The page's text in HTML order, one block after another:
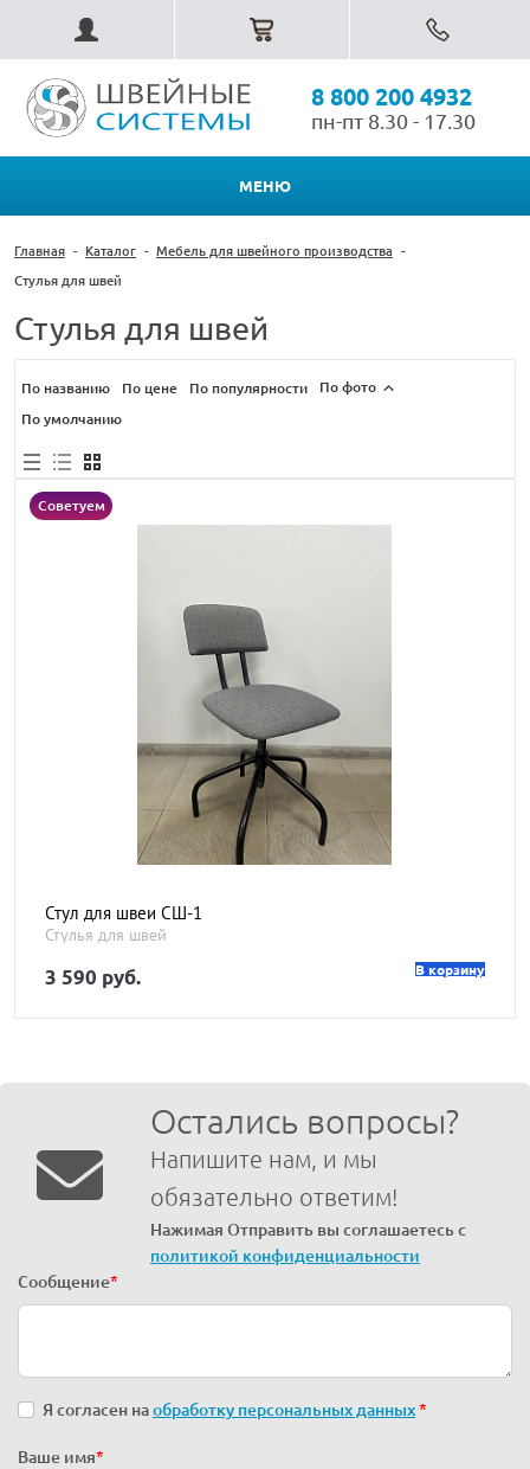
8 800 200 4932
пн-пт 8.30 - 17.30
МЕНЮ
Главная - Каталог - Мебель для швейного производства -
Стулья для швей
Стулья для швей
По названию По цене По популярности По фото
По умолчанию
Советуем
Стул для швеи СШ-1
Стулья для швей
3 590 руб. В корзину
Остались вопросы?
Напишите нам, и мы
обязательно ответим!
Нажимая Отправить вы соглашаетесь с
политикой конфиденциальности
Сообщение*
Я согласен наобработку персональных данных*
Ваше имя*